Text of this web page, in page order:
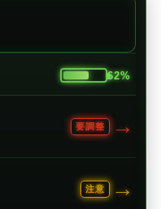
62%
要調整 →
注意 →